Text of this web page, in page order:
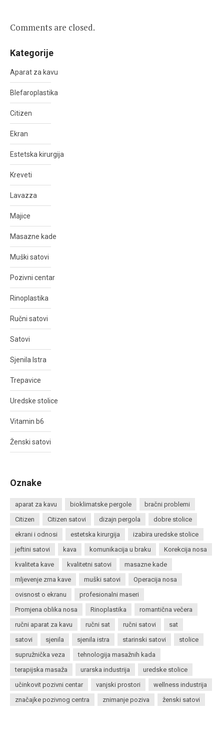
Comments are closed.
Kategorije
Aparat za kavu
Blefaroplastika
Citizen
Ekran
Estetska kirurgija
Kreveti
Lavazza
Majice
Masazne kade
Muški satovi
Pozivni centar
Rinoplastika
Ručni satovi
Satovi
Sjenila Istra
Trepavice
Uredske stolice
Vitamin b6
Ženski satovi
Oznake
aparat za kavu bioklimatske pergole
bračni problemi
Citizen
Citizen satovi dizajn pergola
dobre stolice
ekrani i odnosi
estetska kirurgija
izabira uredske stolice
jeftini satovi
kava komunikacija u braku
Korekcija nosa
kvaliteta kave
kvalitetni satovi
masazne kade
mljevenje zrna kave
muški satovi
Operacija nosa
ovisnost o ekranu
profesionalni maseri
Promjena oblika nosa
Rinoplastika
romantična večera
ručni aparat za kavu
ručni sat ručni satovi
sat
satovi
sjenila sjenila istra starinski satovi
stolice
supružnička veza
tehnologija masažnih kada
terapijska masaža
urarska industrija
uredske stolice
učinkovit pozivni centar
vanjski prostori
wellness industrija
značajke pozivnog centra
znimanje poziva ženski satovi